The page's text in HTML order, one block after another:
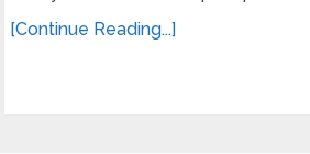
[Continue Reading...]